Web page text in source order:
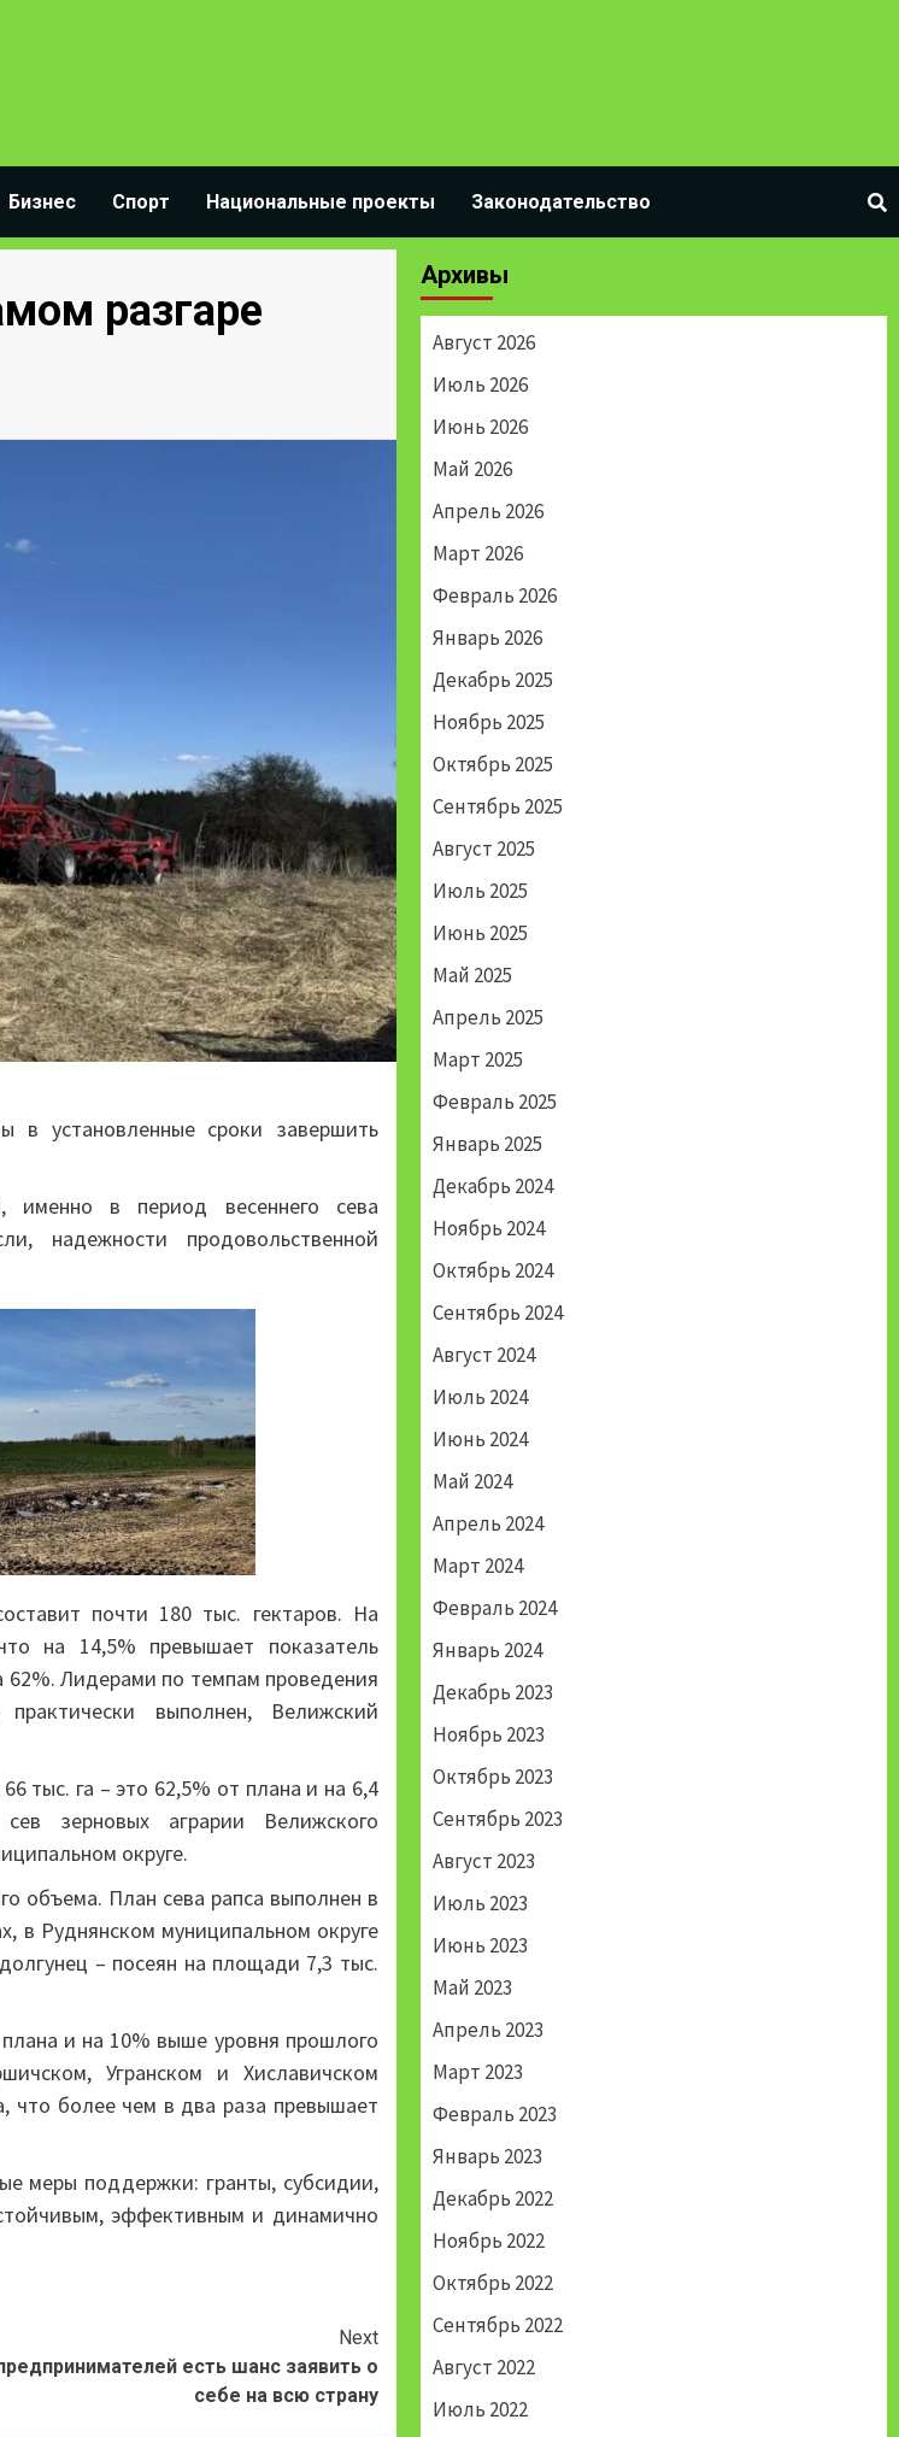
Бизнес Спорт Национальные проекты Законодательство
разгаре
в установленные сроки завершить
именно в период весеннего сева
надежности продовольственной
почти 180 тыс. гектаров. На
на 14,5% превышает показатель
62%. Лидерами по темпам проведения
выполнен, Велижский
тыс. га – это 62,5% от плана и на 6,4
зерновых аграрии Велижского
округе.
объема. План сева рапса выполнен в
в Руднянском муниципальном округе
– посеян на площади 7,3 тыс.
и на 10% выше уровня прошлого
Угранском и Хиславичском
что более чем в два раза превышает
меры поддержки: гранты, субсидии,
эффективным и динамично
Next
есть шанс заявить о
себе на всю страну
Архивы
Август 2026
Июль 2026
Июнь 2026
Май 2026
Апрель 2026
Март 2026
Февраль 2026
Январь 2026
Декабрь 2025
Ноябрь 2025
Октябрь 2025
Сентябрь 2025
Август 2025
Июль 2025
Июнь 2025
Май 2025
Апрель 2025
Март 2025
Февраль 2025
Январь 2025
Декабрь 2024
Ноябрь 2024
Октябрь 2024
Сентябрь 2024
Август 2024
Июль 2024
Июнь 2024
Май 2024
Апрель 2024
Март 2024
Февраль 2024
Январь 2024
Декабрь 2023
Ноябрь 2023
Октябрь 2023
Сентябрь 2023
Август 2023
Июль 2023
Июнь 2023
Май 2023
Апрель 2023
Март 2023
Февраль 2023
Январь 2023
Декабрь 2022
Ноябрь 2022
Октябрь 2022
Сентябрь 2022
Август 2022
Июль 2022